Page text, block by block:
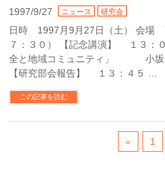
1997/9/27 ニュース 研究会
日時 1997月9月27日（土） 会場
７：３０） 【記念講演】 １３：
全と地域コミュニティ」 小坂俊
【研究部会報告】 １３：４５ …
この記事を読む
« 1